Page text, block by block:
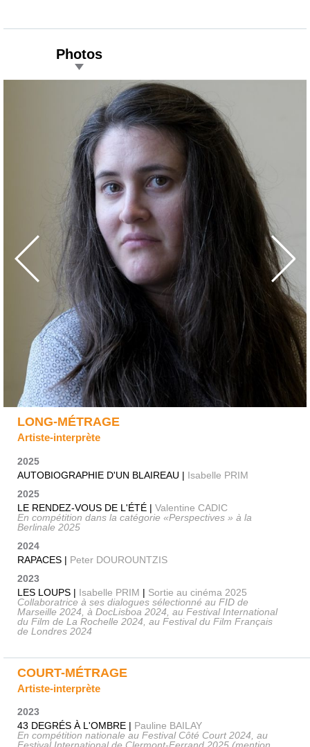
Photos
LONG-MÉTRAGE
Artiste-interprète
2025
AUTOBIOGRAPHIE D'UN BLAIREAU | Isabelle PRIM
2025
LE RENDEZ-VOUS DE L'ÉTÉ | Valentine CADIC
En compétition dans la catégorie «Perspectives » à la
Berlinale 2025
2024
RAPACES | Peter DOUROUNTZIS
2023
LES LOUPS | Isabelle PRIM | Sortie au cinéma 2025
Collaboratrice à ses dialogues sélectionné au FID de
Marseille 2024, à DocLisboa 2024, au Festival International
du Film de La Rochelle 2024, au Festival du Film Français
de Londres 2024
COURT-MÉTRAGE
Artiste-interprète
2023
43 DEGRÉS À L'OMBRE | Pauline BAILAY
En compétition nationale au Festival Côté Court 2024, au